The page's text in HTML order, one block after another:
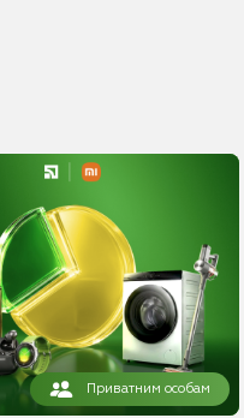
Приватним особам